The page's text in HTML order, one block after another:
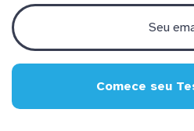
Comece seu